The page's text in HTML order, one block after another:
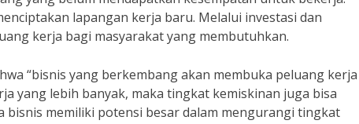
lapangan kerja baru. Melalui investasi dan
kerja bagi masyarakat yang membutuhkan.
“bisnis yang berkembang akan membuka peluang kerja
yang lebih banyak, maka tingkat kemiskinan juga bisa
bisnis memiliki potensi besar dalam mengurangi tingkat